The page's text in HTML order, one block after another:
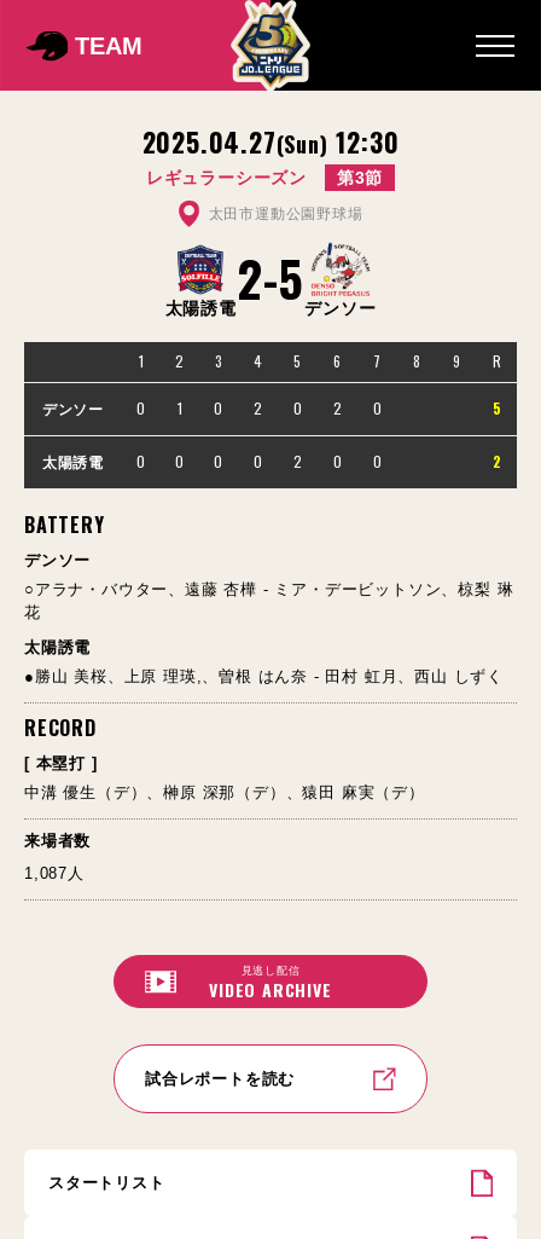
TEAM
2025.04.27(Sun) 12:30
レギュラーシーズン 第3節
太田市運動公園野球場
太陽誘電2-5デンソー
1 2 3 4 5 6 7 8 9 R
デンソー 0 1 0 2 0 2 0 5
太陽誘電 0 0 0 0 2 0 0 2
BATTERY
デンソー
○アラナ・バウター、遠藤 杏樺 - ミア・デービットソン、椋梨 琳
花
太陽誘電
●勝山 美桜、上原 理瑛,、曽根 はん奈 - 田村 虹月、西山 しずく
RECORD
[ 本塁打 ]
中溝 優生（デ）、榊原 深那（デ）、猿田 麻実（デ）
来場者数
1,087人
見逃し配信
VIDEO ARCHIVE
試合レポートを読む
スタートリスト